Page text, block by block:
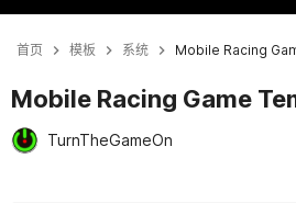
首页 模板 系统 Mobile Racing
Mobile Racing Game
TurnTheGameOn